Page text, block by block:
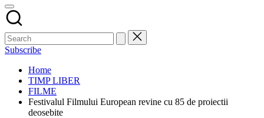
Subscribe
Home
TIMP LIBER
FILME
Festivalul Filmului European revine cu 85 de proiectii
deosebite